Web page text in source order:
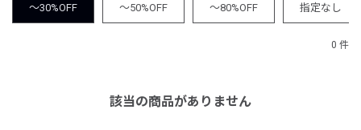
～30%OFF ～50%OFF ～80%OFF 指定なし
0 件
該当の商品がありません